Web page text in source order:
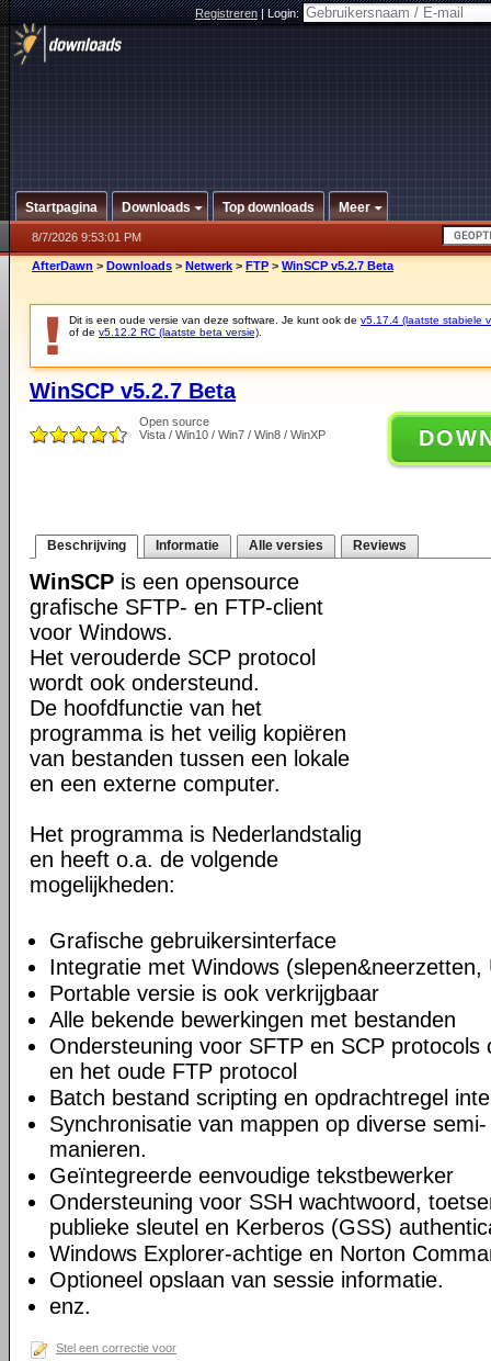
Registreren|Login:
Startpagina Downloads Top downloads Meer
8/7/2026 9:53:01 PM
AfterDawn > Downloads > Netwerk > FTP > WinSCP v5.2.7 Beta
Dit is een oude versie van deze software. Je kunt ook de v5.17.4 (laatste stabiele
of de v5.12.2 RC (laatste beta versie)
WinSCP v5.2.7 Beta
Open source
Vista / Win10 / Win7 / Win8 / WinXP
Beschrijving Informatie Alle versies Reviews
WinSCP is een opensource
grafische SFTP- en FTP-client
voor Windows.
Het verouderde SCP protocol
wordt ook ondersteund.
De hoofdfunctie van het
programma is het veilig kopiëren
van bestanden tussen een lokale
en een externe computer.
Het programma is Nederlandstalig
en heeft o.a. de volgende
mogelijkheden:
Grafische gebruikersinterface
Integratie met Windows (slepen&neerzetten,
Portable versie is ook verkrijgbaar
Alle bekende bewerkingen met bestanden
Ondersteuning voor SFTP en SCP protocols
en het oude FTP protocol
Batch bestand scripting en opdrachtregel
Synchronisatie van mappen op diverse
manieren.
Geïntegreerde eenvoudige tekstbewerker
Ondersteuning voor SSH wachtwoord,
publieke sleutel en Kerberos (GSS)
Windows Explorer-achtige en Norton
Optioneel opslaan van sessie informatie.
enz.
Stel een correctie voor